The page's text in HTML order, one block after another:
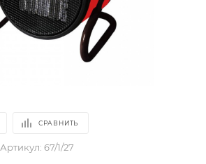
СРАВНИТЬ
Артикул: 67/1/27